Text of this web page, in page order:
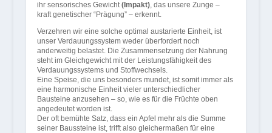
ihr sensorisches Gewicht(Impakt), das unsere Zunge –
kraft genetischer “Prägung” – erkennt.
Verzehren wir eine solche optimal austarierte Einheit, ist
unser Verdauungssystem weder überfordert noch
anderweitig belastet. Die Zusammensetzung der Nahrung
steht im Gleichgewicht mit der Leistungsfähigkeit des
Verdauungssystems und Stoffwechsels.
Eine Speise, die uns besonders mundet, ist somit immer als
eine harmonische Einheit vieler unterschiedlicher
Bausteine anzusehen – so, wie es für die Früchte oben
angedeutet worden ist.
Der oft bemühte Satz, dass ein Apfel mehr als die Summe
seiner Baussteine ist, trifft also gleichermaßen für eine